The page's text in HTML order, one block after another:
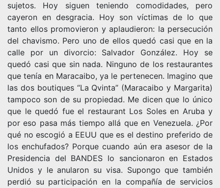
sujetos. Hoy siguen teniendo comodidades, pero
cayeron en desgracia. Hoy son víctimas de lo que
tanto ellos promovieron y aplaudieron: la persecución
del chavismo. Pero uno de ellos quedó casi que en la
calle por un divorcio: Salvador González. Hoy se
quedó casi que sin nada. Ninguno de los restaurantes
que tenía en Maracaibo, ya le pertenecen. Imagino que
las dos boutiques “La Qvinta” (Maracaibo y Margarita)
tampoco son de su propiedad. Me dicen que lo único
que le quedó fue el restaurant Los Soles en Aruba y
por eso pasa más tiempo allá que en Venezuela. ¿Por
qué no escogió a EEUU que es el destino preferido de
los enchufados? Porque cuando aún era asesor de la
Presidencia del BANDES lo sancionaron en Estados
Unidos y le anularon su visa. Supongo que también
perdió su participación en la compañía de servicios